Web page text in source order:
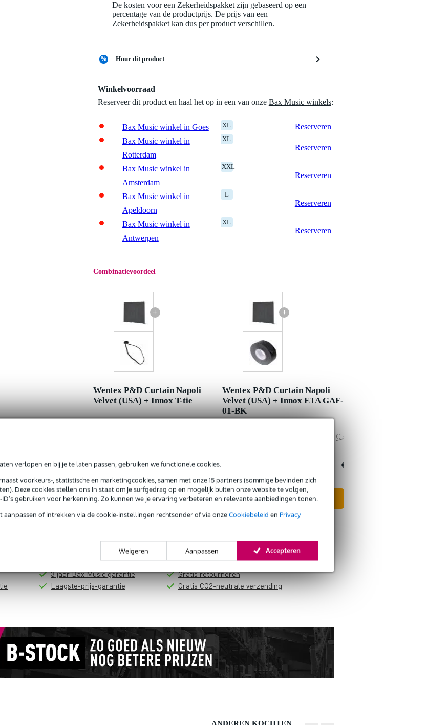
verlopen en bij je te laten passen, gebruiken we functionele cookies.
voorkeurs-, statistische en marketingcookies, samen met onze 15 partners (sommige bevinden zich
Deze cookies stellen ons in staat om je surfgedrag op en mogelijk buiten onze website te volgen,
gebruiken voor herkenning. Zo kunnen we je ervaring verbeteren en relevante aanbiedingen tonen.
aanpassen of intrekken via de cookie-instellingen rechtsonder of via onzeCookiebeleid en Privacy
Weigeren Aanpassen Accepteren
De kosten voor een Zekerheidspakket zijn gebaseerd op een
percentage van de productprijs. De prijs van een
Zekerheidspakket kan dus per product verschillen.
% Huur dit product
Winkelvoorraad
Reserveer dit product en haal het op in een van onze Bax Music winkels:
Bax Music winkel in Goes XL
Reserveren
Bax Music winkel in
Rotterdam
XL
Reserveren
Bax Music winkel in
Amsterdam
XXL
Reserveren
Bax Music winkel in
Apeldoorn
L
Reserveren
Bax Music winkel in
Antwerpen
XL
Reserveren
Combinatievoordeel
+
Wentex P&D Curtain Napoli
Velvet (USA) + Innox T-tie
Nu als combinatie voor
€ 315,-
In mijn winkelwagen
+
Wentex P&D Curtain Napoli
Velvet (USA) + Innox ETA GAF-
01-BK
€ 313,50
€ 312,-
In mijn winkelwagen
3 jaar Bax Music garantie
Laagste-prijs-garantie
Gratis retourneren
Gratis CO2-neutrale verzending